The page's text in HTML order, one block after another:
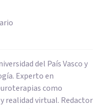
del País Vasco y
Experto en
como
realidad virtual. Redactor